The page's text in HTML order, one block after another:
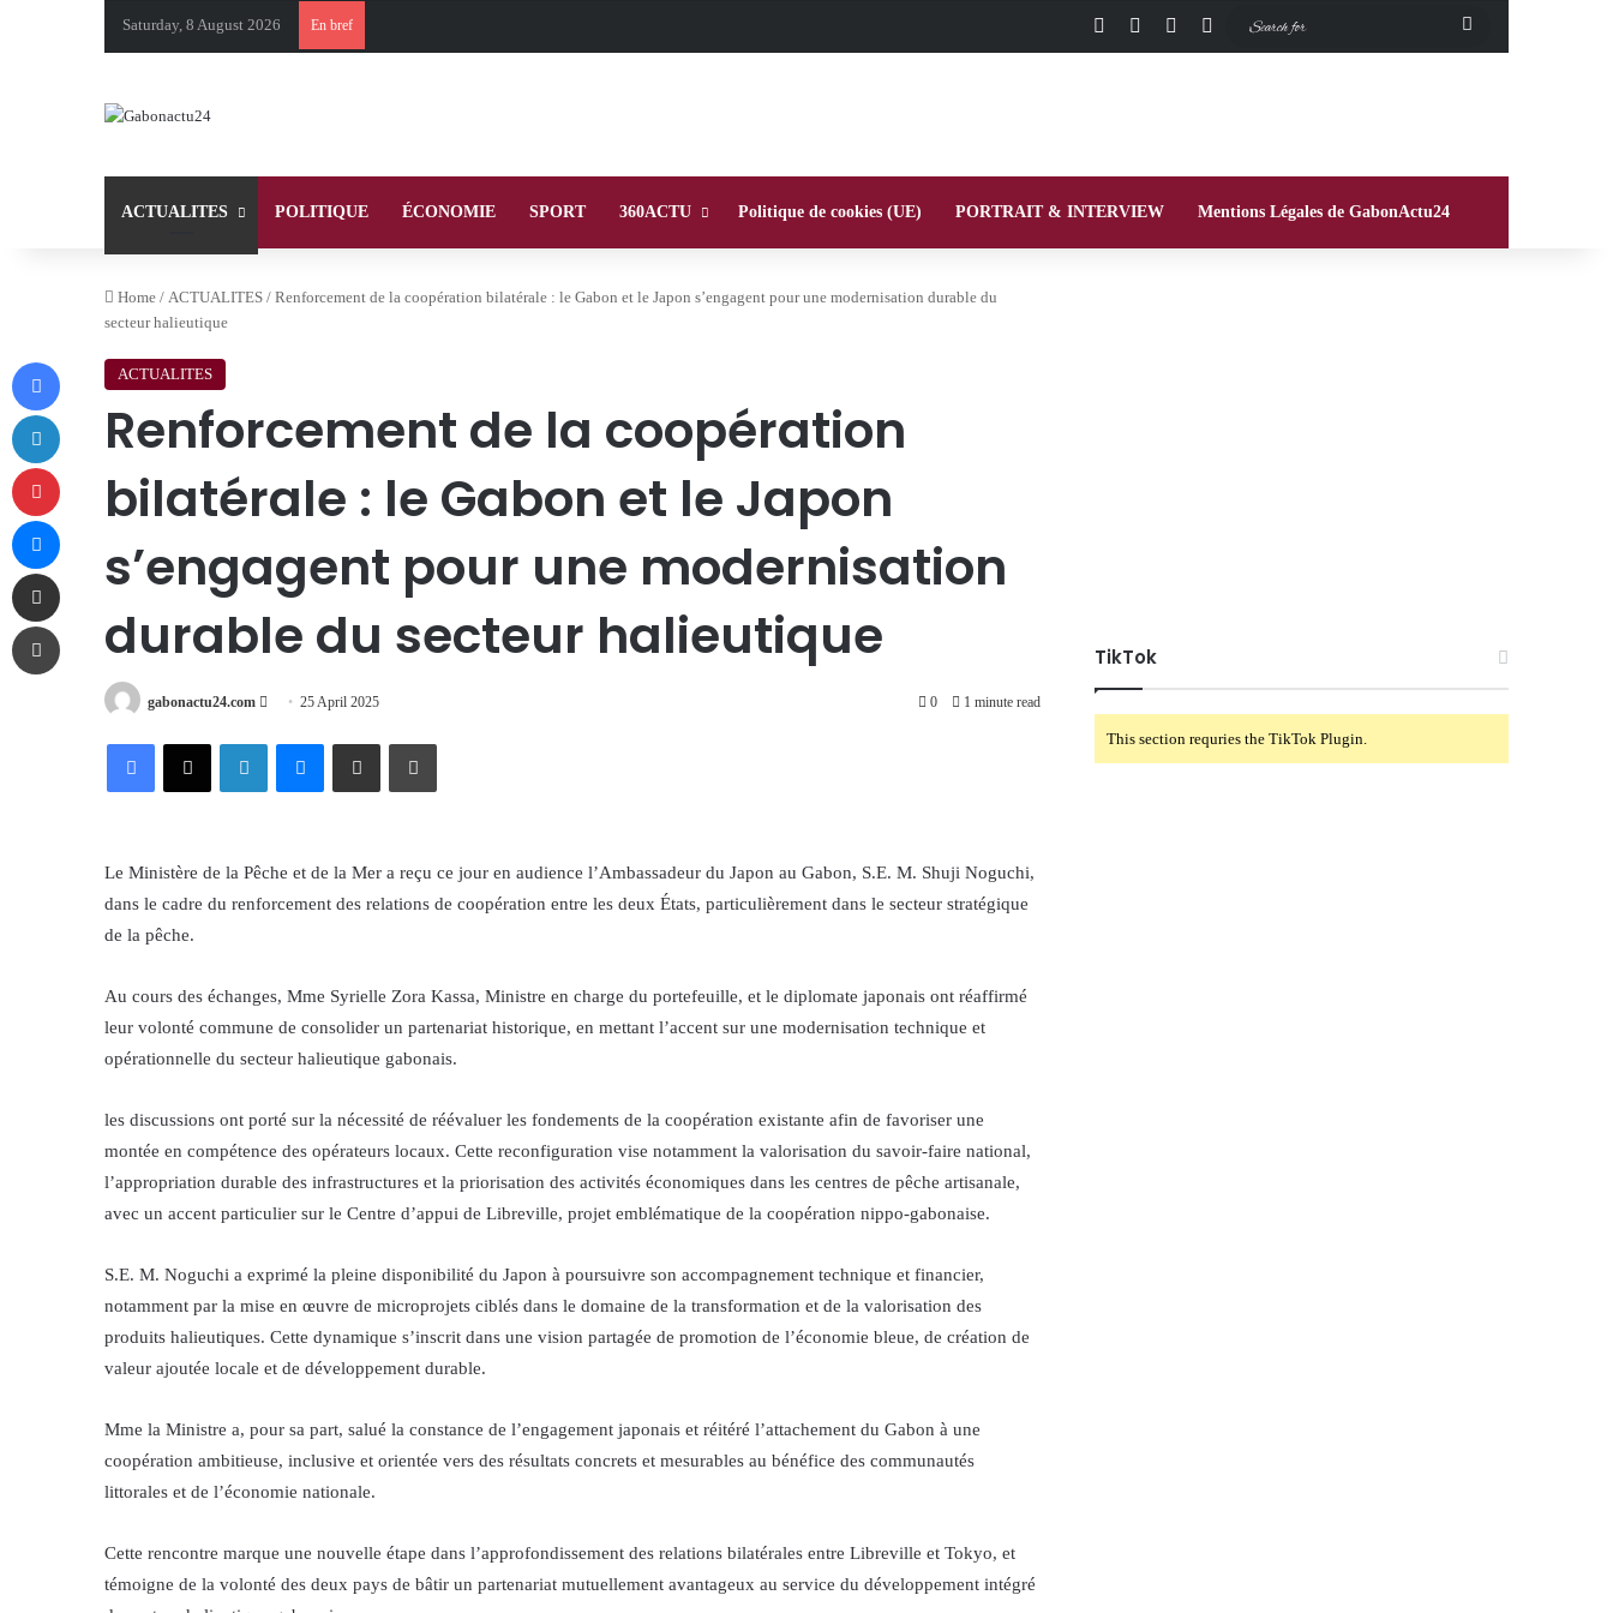
Saturday, 8 August 2026 En bref Facebook InstagramSwitch skin
ACTUALITES POLITIQUE ÉCONOMIE SPORT 360ACTU Politique de cookies (UE) PORTRAIT & INTERVIEW Mentions Légales de GabonActu24
Home / ACTUALITES / Renforcement de la coopération bilatérale : le Gabon et le Japon s’engagent pour une modernisation durable du
secteur halieutique
ACTUALITES
Renforcement de la coopération
bilatérale : le Gabon et le Japon
s’engagent pour une modernisation
durable du secteur halieutique
gabonactu24.com
Send 25 April 2025 0 1 minute read
FacebookX LinkedInMessengerShare via Email Print
Le Ministère de la Pêche et de la Mer a reçu ce jour en audience l’Ambassadeur du Japon au Gabon, S.E. M. Shuji Noguchi,
dans le cadre du renforcement des relations de coopération entre les deux États, particulièrement dans le secteur stratégique
de la pêche.
Au cours des échanges, Mme Syrielle Zora Kassa, Ministre en charge du portefeuille, et le diplomate japonais ont réaffirmé
leur volonté commune de consolider un partenariat historique, en mettant l’accent sur une modernisation technique et
opérationnelle du secteur halieutique gabonais.
les discussions ont porté sur la nécessité de réévaluer les fondements de la coopération existante afin de favoriser une
montée en compétence des opérateurs locaux. Cette reconfiguration vise notamment la valorisation du savoir-faire national,
l’appropriation durable des infrastructures et la priorisation des activités économiques dans les centres de pêche artisanale,
avec un accent particulier sur le Centre d’appui de Libreville, projet emblématique de la coopération nippo-gabonaise.
S.E. M. Noguchi a exprimé la pleine disponibilité du Japon à poursuivre son accompagnement technique et financier,
notamment par la mise en œuvre de microprojets ciblés dans le domaine de la transformation et de la valorisation des
produits halieutiques. Cette dynamique s’inscrit dans une vision partagée de promotion de l’économie bleue, de création de
valeur ajoutée locale et de développement durable.
Mme la Ministre a, pour sa part, salué la constance de l’engagement japonais et réitéré l’attachement du Gabon à une
coopération ambitieuse, inclusive et orientée vers des résultats concrets et mesurables au bénéfice des communautés
littorales et de l’économie nationale.
Cette rencontre marque une nouvelle étape dans l’approfondissement des relations bilatérales entre Libreville et Tokyo, et
témoigne de la volonté des deux pays de bâtir un partenariat mutuellement avantageux au service du développement intégré
TikTok
This section requries the TikTok Plugin.
Facebook
LinkedIn
Messenger